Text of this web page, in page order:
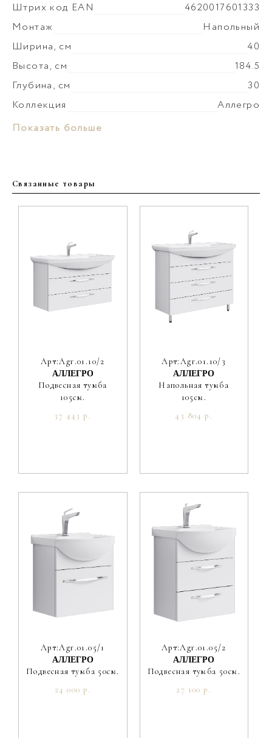
Штрих код EAN
4620017601333
Монтаж
Напольный
Ширина, см
40
Высота, см
184.5
Глубина, см
30
Коллекция
Аллегро
Материал корпуса
Покрытие фасада
Вес мебели, кг
Показать больше
Связанные товары
Арт:Agr.01.10/2
АЛЛЕГРО
Подвесная тумба
105см.
37 443 р.
Арт:Agr.01.10/3
АЛЛЕГРО
Напольная тумба
105см.
43 804 р.
Арт:Agr.01.05/1
АЛЛЕГРО
Подвесная тумба 50см.
24 000 р.
Арт:Agr.01.05/2
АЛЛЕГРО
Подвесная тумба 50см.
27 100 р.